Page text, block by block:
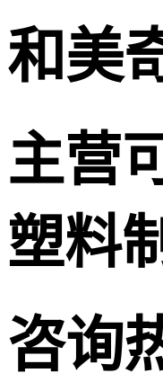
和美
主营
塑料
咨询